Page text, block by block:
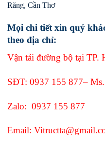
Răng, Cần Thơ
Mọi chi tiết xin quý
theo địa chỉ:
Vận tải đường bộ tại TP.
SĐT: 0937 155 877–
Zalo: 0937 155 877
Email: